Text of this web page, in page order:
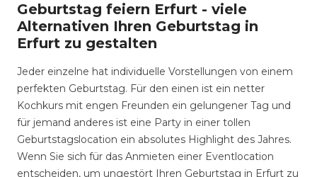
Geburtstag feiern Erfurt - viele
Alternativen Ihren Geburtstag in
Erfurt zu gestalten
Jeder einzelne hat individuelle Vorstellungen von einem
perfekten Geburtstag. Für den einen ist ein netter
Kochkurs mit engen Freunden ein gelungener Tag und
für jemand anderes ist eine Party in einer tollen
Geburtstagslocation ein absolutes Highlight des Jahres.
Wenn Sie sich für das Anmieten einer Eventlocation
entscheiden, um ungestört Ihren Geburtstag in Erfurt zu